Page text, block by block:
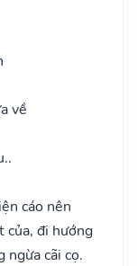
về
cáo nên
của, đi hướng
ngừa cãi cọ.